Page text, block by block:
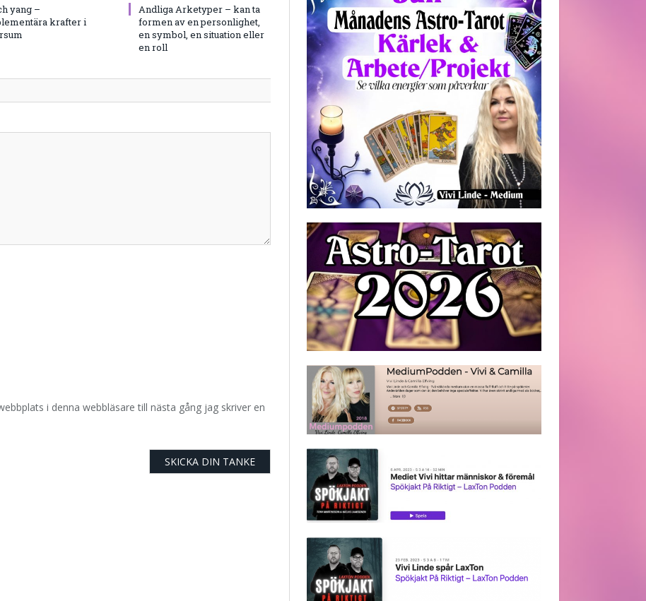
yang –
krafter i
Andliga Arketyper – kan ta
formen av en personlighet,
en symbol, en situation eller
en roll
i denna webbläsare till nästa gång jag skriver en